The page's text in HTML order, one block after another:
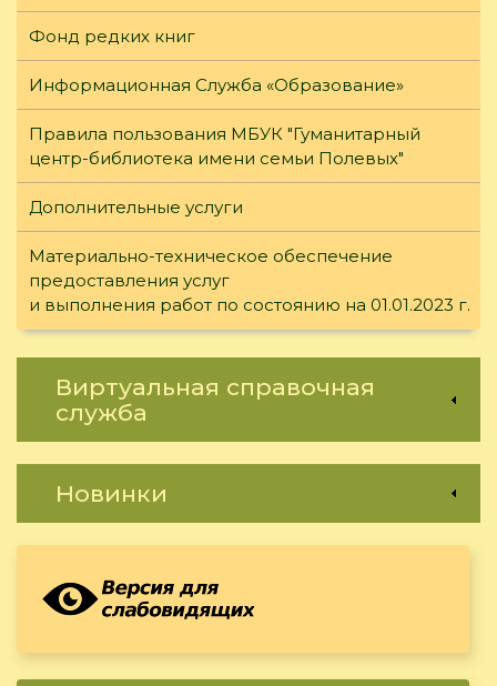
Фонд редких книг
Информационная Служба «Образование»
Правила пользования МБУК "Гуманитарный
центр-библиотека имени семьи Полевых"
Дополнительные услуги
Материально-техническое обеспечение
предоставления услуг
и выполнения работ по состоянию на 01.01.2023 г.
Виртуальная справочная
служба
Новинки